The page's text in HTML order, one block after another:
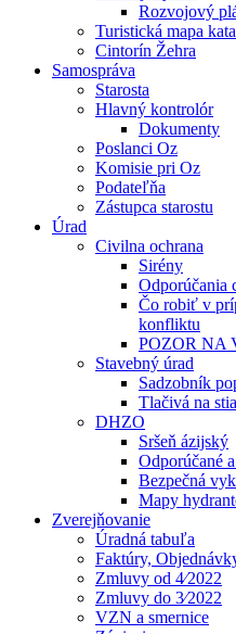
Rozvojový
Turistická mapa
Cintorín Žehra
Samospráva
Starosta
Hlavný kontrolór
Dokumenty
Poslanci Oz
Komisie pri Oz
Podateľňa
Zástupca starostu
Úrad
Civilna ochrana
Sirény
Odporúčania
Čo robiť v
konfliktu
POZOR NA
Stavebný úrad
Sadzobník
Tlačivá na
DHZO
Sršeň ázijský
Odporúčané
Bezpečná
Mapy
Zverejňovanie
Úradná tabuľa
Faktúry,
Zmluvy od 4⁄2022
Zmluvy do 3⁄2022
VZN a smernice